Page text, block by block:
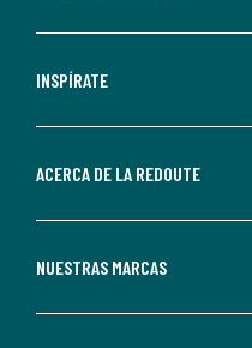
INSPÍRATE
ACERCA DE LA REDOUTE
NUESTRAS MARCAS